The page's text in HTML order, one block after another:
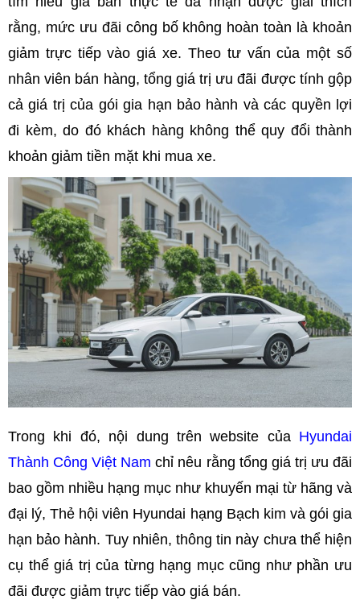
rằng, mức ưu đãi công bố không hoàn toàn là khoản
giảm trực tiếp vào giá xe. Theo tư vấn của một số
nhân viên bán hàng, tổng giá trị ưu đãi được tính gộp
cả giá trị của gói gia hạn bảo hành và các quyền lợi
đi kèm, do đó khách hàng không thể quy đổi thành
khoản giảm tiền mặt khi mua xe.
Trong khi đó, nội dung trên website của Hyundai
Thành Công Việt Nam chỉ nêu rằng tổng giá trị ưu đãi
bao gồm nhiều hạng mục như khuyến mại từ hãng và
đại lý, Thẻ hội viên Hyundai hạng Bạch kim và gói gia
hạn bảo hành. Tuy nhiên, thông tin này chưa thể hiện
cụ thể giá trị của từng hạng mục cũng như phần ưu
đãi được giảm trực tiếp vào giá bán.